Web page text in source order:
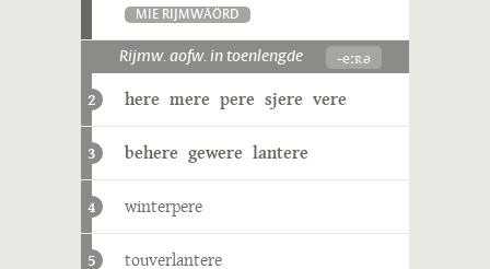
MIE RIJMWÄÖRD
Rijmw. aofw. in toenlengde -eːʀə
2 here mere pere sjere vere
3 behere gewere lantere
4 winterpere
5 touverlantere